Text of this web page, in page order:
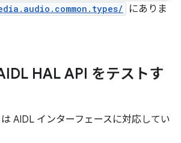
にありま
HAL API をテストす
AIDL インターフェースに対応してい